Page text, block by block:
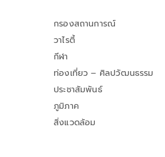
กรองสถานการณ์
วาไรตี้
กีฬา
ท่องเที่ยว – ศิลปวัฒนธรรม
ประชาสัมพันธ์
ภูมิภาค
สิ่งแวดล้อม